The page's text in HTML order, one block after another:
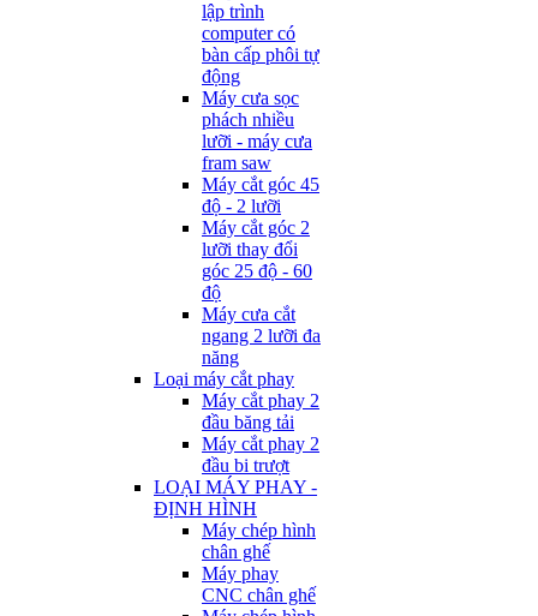
lập trình
computer có
bàn cấp phôi tự
động
Máy cưa sọc
phách nhiều
lưỡi - máy cưa
fram saw
Máy cắt góc 45
độ - 2 lưỡi
Máy cắt góc 2
lưỡi thay đổi
góc 25 độ - 60
độ
Máy cưa cắt
ngang 2 lưỡi đa
năng
Loại máy cắt phay
Máy cắt phay 2
đầu băng tải
Máy cắt phay 2
đầu bi trượt
LOẠI MÁY PHAY -
ĐỊNH HÌNH
Máy chép hình
chân ghế
Máy phay
CNC chân ghế